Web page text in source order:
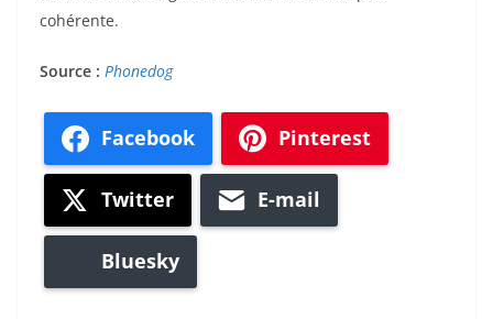
cohérente.
Source : Phonedog
Facebook Pinterest
Twitter E-mail
Bluesky